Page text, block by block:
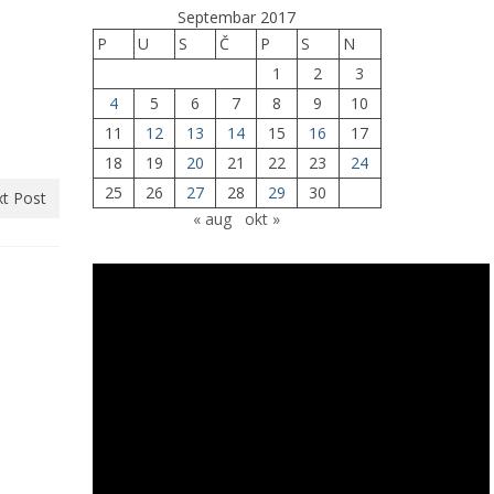
Post
Septembar 2017
P
U S Č P S
N
1
2
3
4
5 6 7 8 9
10
11
12 13 14 15 16
17
18
19 20 21 22 23
24
25
26 27 28 29
30
« aug
okt »